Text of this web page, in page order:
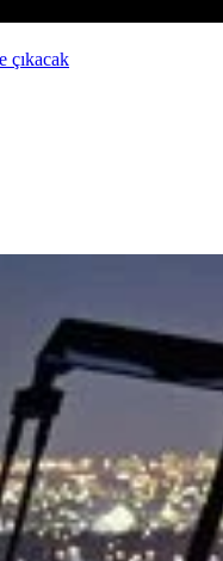
çıkacak